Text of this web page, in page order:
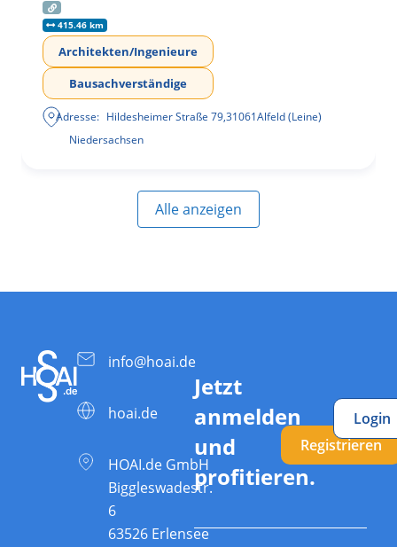
415.46 km
Architekten/Ingenieure
Bausachverständige
Adresse: Hildesheimer Straße 79,31061Alfeld (Leine)
Niedersachsen
Alle anzeigen
info@hoai.de
hoai.de
HOAI.de GmbH
Biggleswadestr.
6
63526 Erlensee
Jetzt
anmelden
und
profitieren.
Registrieren
Login